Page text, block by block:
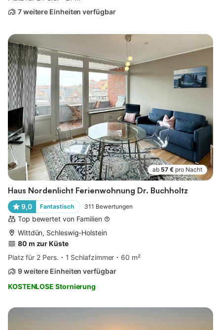
7 weitere Einheiten verfügbar
ab 57 € pro Nacht
Haus Nordenlicht Ferienwohnung Dr. Buchholtz
9,0 Fantastisch 311 Bewertungen
Top bewertet von Familien
Wittdün, Schleswig-Holstein
80 m zur Küste
Platz für 2 Pers.
1 Schlafzimmer
60 m²
9 weitere Einheiten verfügbar
KOSTENLOSE Stornierung